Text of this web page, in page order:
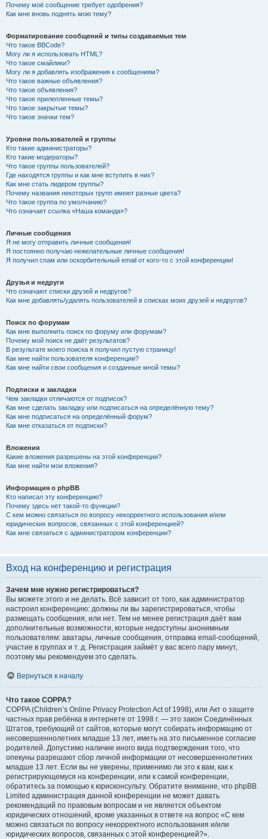
Почему моё сообщение требует одобрения?
Как мне вновь поднять мою тему?
Форматирование сообщений и типы создаваемых тем
Что такое BBCode?
Могу ли я использовать HTML?
Что такое смайлики?
Могу ли я добавлять изображения к сообщениям?
Что такое важные объявления?
Что такое объявления?
Что такое прилепленные темы?
Что такое закрытые темы?
Что такое значки тем?
Уровни пользователей и группы
Кто такие администраторы?
Кто такие модераторы?
Что такое группы пользователей?
Где находятся группы и как мне вступить в них?
Как мне стать лидером группы?
Почему названия некоторых групп имеют разные цвета?
Что такое группа по умолчанию?
Что означает ссылка «Наша команда»?
Личные сообщения
Я не могу отправить личные сообщения!
Я постоянно получаю нежелательные личные сообщения!
Я получил спам или оскорбительный email от кого-то с этой конференции!
Друзья и недруги
Что означают списки друзей и недругов?
Как мне добавлять/удалять пользователей в списках моих друзей и недругов?
Поиск по форумам
Как мне выполнить поиск по форуму или форумам?
Почему мой поиск не даёт результатов?
В результате моего поиска я получил пустую страницу!
Как мне найти пользователя конференции?
Как мне найти свои сообщения и созданные мной темы?
Подписки и закладки
Чем закладки отличаются от подписок?
Как мне сделать закладку или подписаться на определённую тему?
Как мне подписаться на определённый форум?
Как мне отказаться от подписки?
Вложения
Какие вложения разрешены на этой конференции?
Как мне найти мои вложения?
Информация о phpBB
Кто написал эту конференцию?
Почему здесь нет такой-то функции?
С кем можно связаться по вопросу некорректного использования и/или
юридических вопросов, связанных с этой конференцией?
Как мне связаться с администратором конференции?
Вход на конференцию и регистрация
Зачем мне нужно регистрироваться?
Вы можете этого и не делать. Всё зависит от того, как администратор
настроил конференцию: должны ли вы зарегистрироваться, чтобы
размещать сообщения, или нет. Тем не менее регистрация даёт вам
дополнительные возможности, которые недоступны анонимным
пользователям: аватары, личные сообщения, отправка email-сообщений,
участие в группах и т. д. Регистрация займёт у вас всего пару минут,
поэтому мы рекомендуем это сделать.
Вернуться к началу
Что такое COPPA?
COPPA (Children’s Online Privacy Protection Act of 1998), или Акт о защите
частных прав ребёнка в интернете от 1998 г. — это закон Соединённых
Штатов, требующий от сайтов, которые могут собирать информацию от
несовершеннолетних младше 13 лет, иметь на это письменное согласие
родителей. Допустимо наличие иного вида подтверждения того, что
опекуны разрешают сбор личной информации от несовершеннолетних
младше 13 лет. Если вы не уверены, применимо ли это к вам, как к
регистрирующемуся на конференции, или к самой конференции,
обратитесь за помощью к юрисконсульту. Обратите внимание, что phpBB
Limited администрация данной конференции не может давать
рекомендаций по правовым вопросам и не является объектом
юридических отношений, кроме указанных в ответе на вопрос «С кем
можно связаться по вопросу некорректного использования и/или
юридических вопросов, связанных с этой конференцией?».